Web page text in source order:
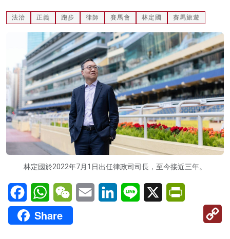
法治 正義 跑步 律師 賽馬會 林定國 賽馬旅遊
林定國於2022年7月1日出任律政司司長，至今接近三年。
FacebookWhatsAppWeChatEmail LinkedInLine X
Share